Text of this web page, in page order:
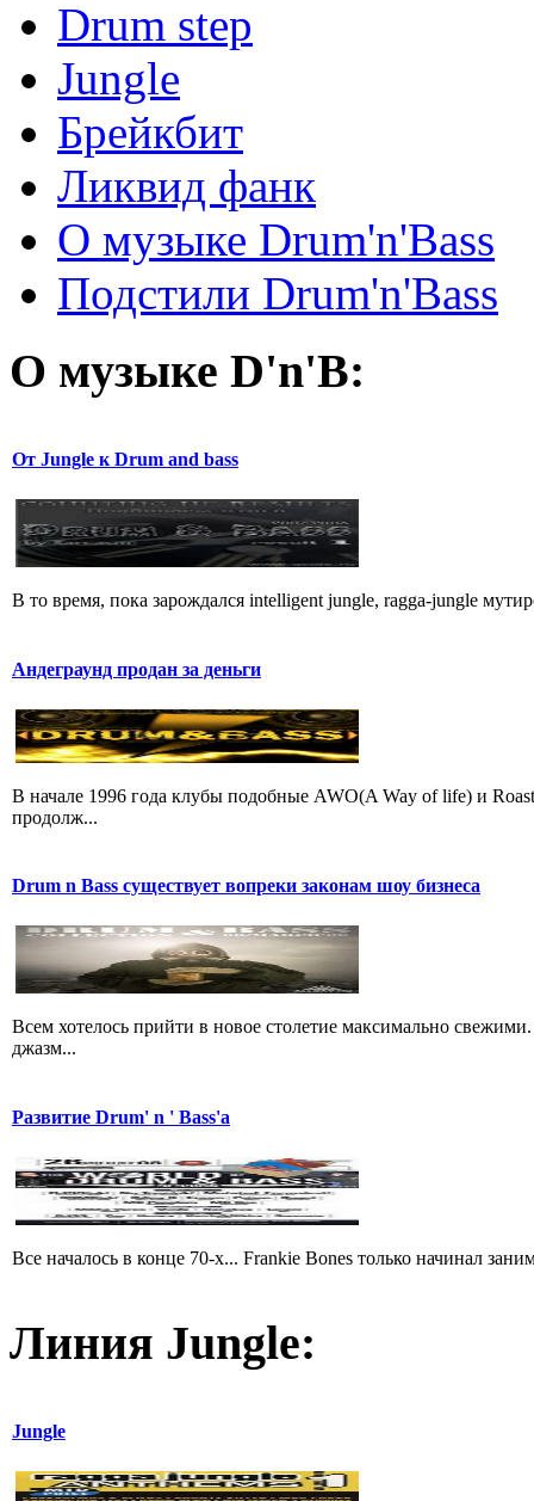
Drum step
Jungle
Брейкбит
Ликвид фанк
О музыке Drum'n'Bass
Подстили Drum'n'Bass
О музыке D'n'B:
От Jungle к Drum and bass
В то время, пока зарождался intelligent jungle, ragga-jungle
Андеграунд продан за деньги
В начале 1996 года клубы подобные AWO(A Way of life) и
продолж...
Drum n Bass существует вопреки законам шоу бизнеса
Всем хотелось прийти в новое столетие максимально
джазм...
Развитие Drum' n ' Bass'a
Все началось в конце 70-х... Frankie Bones только начинал
Линия Jungle:
Jungle